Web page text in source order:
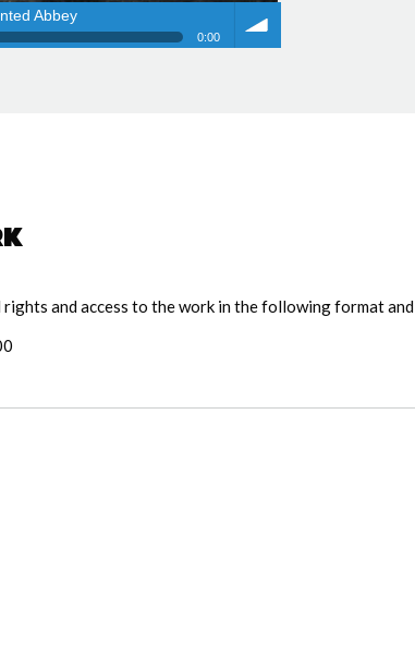
Abbey
0:00
and access to the work in the following format and